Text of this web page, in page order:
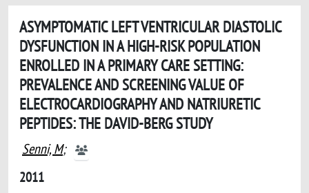
ASYMPTOMATIC LEFT VENTRICULAR DIASTOLIC
DYSFUNCTION IN A HIGH-RISK POPULATION
ENROLLED IN A PRIMARY CARE SETTING:
PREVALENCE AND SCREENING VALUE OF
ELECTROCARDIOGRAPHY AND NATRIURETIC
PEPTIDES: THE DAVID-BERG STUDY
Senni, M;
2011